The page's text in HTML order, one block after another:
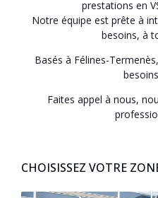
prestations en
Notre équipe est prête à
besoins, à
Basés à Félines-
Faites appel à nous,
CHOISISSEZ VOTRE